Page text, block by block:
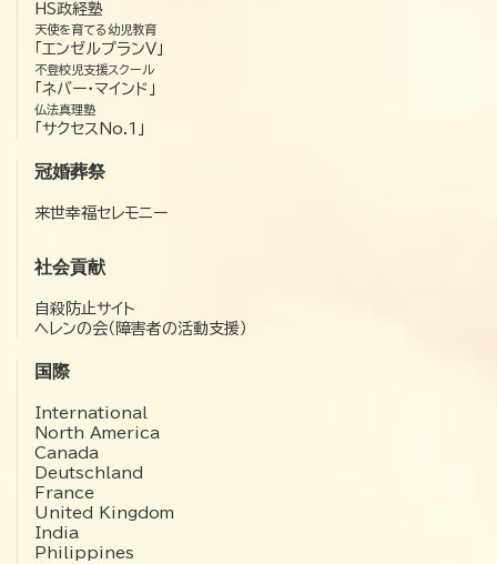
HS政経塾
天使を育てる幼児教育
「エンゼルプランV」
不登校児支援スクール
「ネバー・マインド」
仏法真理塾
「サクセスNo.1」
冠婚葬祭
来世幸福セレモニー
社会貢献
自殺防止サイト
ヘレンの会（障害者の活動支援）
国際
International
North America
Canada
Deutschland
France
United Kingdom
India
Philippines